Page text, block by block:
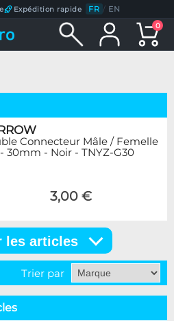
Expédition rapide FR / EN
0
Connecteur Mâle / Femelle
- 30mm - Noir - TNYZ-G30
3,00 €
les articles
Trier par